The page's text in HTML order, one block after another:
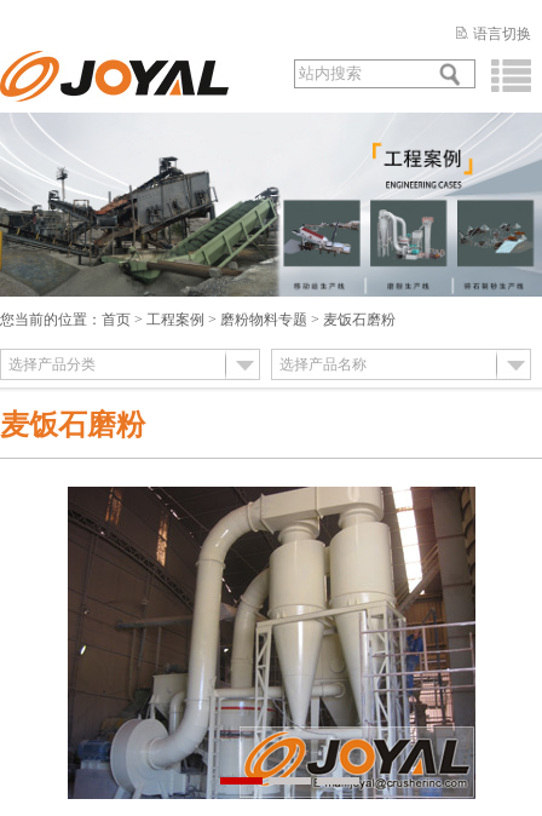
语言切换
您当前的位置： 首页 > 工程案例 > 磨粉物料专题 > 麦饭石磨粉
选择产品分类 选择产品名称
麦饭石磨粉